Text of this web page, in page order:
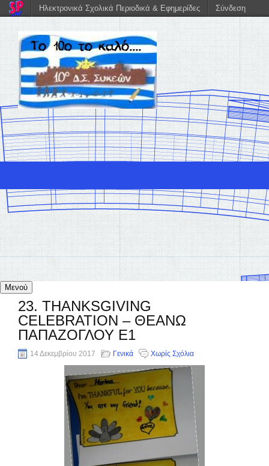
Μενού
23. THANKSGIVING
CELEBRATION – ΘΕΑΝΩ
ΠΑΠΑΖΟΓΛΟΥ Ε1
14 Δεκεμβρίου 2017 Γενικά Χωρίς Σχόλια
Ηλεκτρονικά Σχολικά Περιοδικά & Εφημερίδες Σύνδεση